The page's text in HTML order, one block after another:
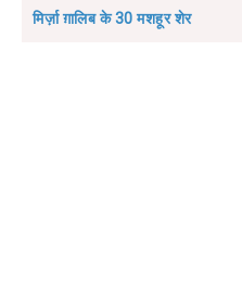
मिर्ज़ा ग़ालिब के 30 मशहूर शेर